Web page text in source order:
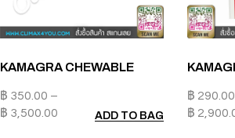
KAMAGRA CHEWABLE
฿ 350.00 –
฿ 3,500.00 ADD TO BAG
฿ 290.00
฿